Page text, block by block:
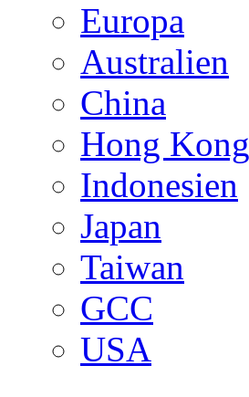
Europa
Australien
China
Hong Kong
Indonesien
Japan
Taiwan
GCC
USA